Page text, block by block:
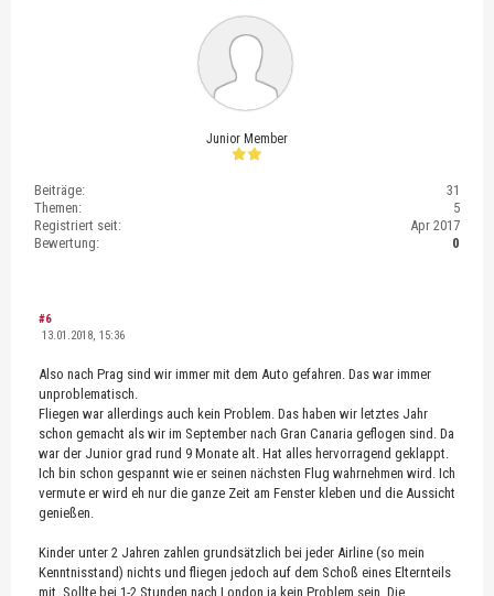
Junior Member
Beiträge:
31
Themen:
5
Registriert seit:
Apr 2017
Bewertung:
0
#6
13.01.2018, 15:36
Also nach Prag sind wir immer mit dem Auto gefahren. Das war immer
unproblematisch.
Fliegen war allerdings auch kein Problem. Das haben wir letztes Jahr
schon gemacht als wir im September nach Gran Canaria geflogen sind. Da
war der Junior grad rund 9 Monate alt. Hat alles hervorragend geklappt.
Ich bin schon gespannt wie er seinen nächsten Flug wahrnehmen wird. Ich
vermute er wird eh nur die ganze Zeit am Fenster kleben und die Aussicht
genießen.
Kinder unter 2 Jahren zahlen grundsätzlich bei jeder Airline (so mein
Kenntnisstand) nichts und fliegen jedoch auf dem Schoß eines Elternteils
mit. Sollte bei 1-2 Stunden nach London ja kein Problem sein. Die